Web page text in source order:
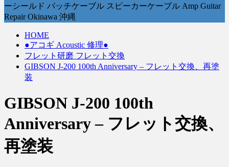
ーシールド パッチケーブル スピーカーケーブル Amp Guitar
Repair Okinawa 沖縄
HOME
●アコギ Acoustic 修理●
フレット研磨 フレット交換
GIBSON J-200 100th Anniversary – フレット交換、再塗
装
GIBSON J-200 100th
Anniversary – フレット交換、
再塗装